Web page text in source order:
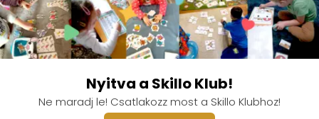
Nyitva a Skillo Klub!
Ne maradj le! Csatlakozz most a Skillo Klubhoz!